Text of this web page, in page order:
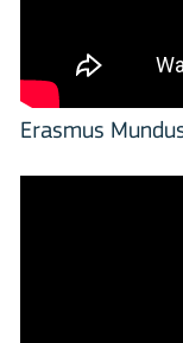
Erasmus